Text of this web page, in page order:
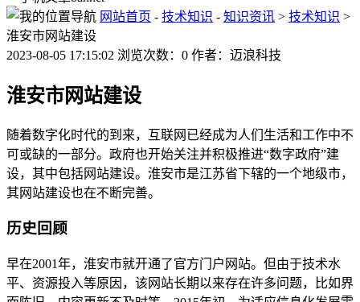
网站首页 - 技术知识 - 知识资讯 > 技术知识 >
淮安市网站建设
2023-08-05 17:15:02 浏览次数：0 作者：迈浪科技
淮安市网站建设
随着数字化时代的到来，互联网已经成为人们生活和工作中不
可或缺的一部分。政府也开始关注并积极推进“数字政府”建
设，其中包括网站建设。淮安市是江苏省下辖的一个地级市，
其网站建设也在不断完善。
历史回顾
早在2001年，淮安市就开通了官方门户网站。但由于技术水
平、资源投入等原因，该网站长期以来存在许多问题，比如界